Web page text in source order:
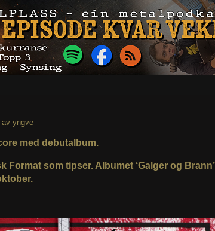
av yngve
med debutalbum.
Format som tipser. Albumet ‘Galger og Brann’